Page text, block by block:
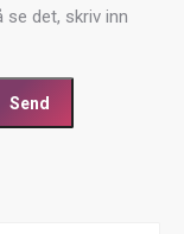
det, skriv inn